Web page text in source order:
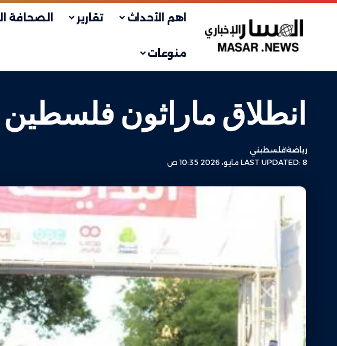
اهم الأحداث تقارير الصحافة
منوعات
انطلاق ماراثون
LAST UPDATED: 8 مايو، 2026 10:35 ص
رياضةفلسطيني